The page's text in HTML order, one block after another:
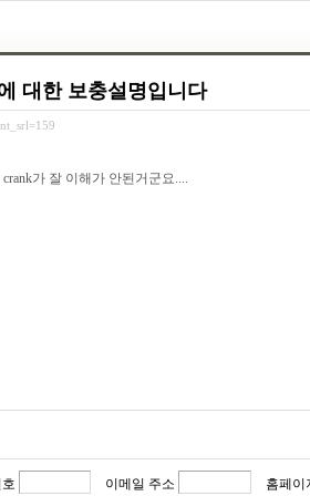
대한 보충설명입니다
가 잘 이해가 안된거군요....
이메일 주소 홈페이